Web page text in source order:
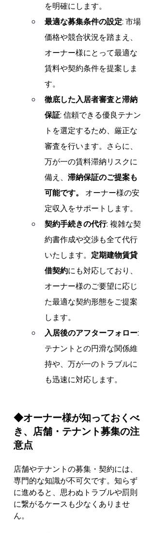
を明確にします。
最適な募集条件の設定: 市場
価格や競合状況を踏まえ、
オーナー様にとって最適な
賃料や契約条件を提案しま
す。
徹底した入居者審査と滞納
保証: 信頼できる優良テナン
トを選定するため、厳正な
審査を行います。さらに、
万が一の賃料滞納リスクに
備え、 滞納保証のご提案も
可能です。
オーナー様の安
定収入をサポートします。
契約手続きの代行: 複雑な契
約書作成や交渉も全て代行
いたします。 定期建物賃貸
借契約にも対応しており、
オーナー様のご要望に応じ
た最適な契約形態をご提案
します。
入居後のアフターフォロー:
テナントとの円滑な関係維
持や、万が一のトラブルに
も迅速に対応します。
◆オーナー様が知っておくべ
き、店舗・テナント募集の注
意点
店舗やテナントの募集・契約には、
専門的な知識が不可欠です。知らず
に進めると、思わぬトラブルや罰則
に繋がるケースも少なくありませ
ん。